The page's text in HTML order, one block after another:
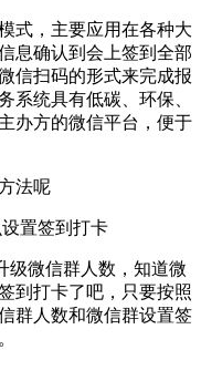
，主要应用在各种大
息确认到会上签到全部
信扫码的形式来完成报
系统具有低碳、环保、
办方的微信平台，便于
置签到打卡
微信群人数，知道微
到打卡了吧，只要按照
群人数和微信群设置签